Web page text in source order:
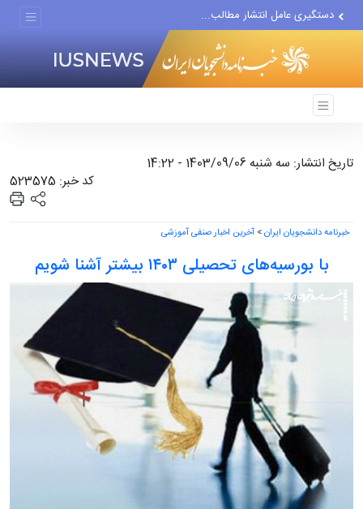
دستگیری عامل انتشار مطالب...
مواضع مزدوران سعودی را با...
ضربه مغزی بیش از ۷۰۰ نظامی...
تاریخ انتشار: سه شنبه 1403/09/06 - 14:22
کد خبر: 523575
خبرنامه دانشجویان ایران> آخرین اخبار صنفی آموزشی
با بورسیه‌های تحصیلی ۱۴۰۳ بیشتر آشنا شویم